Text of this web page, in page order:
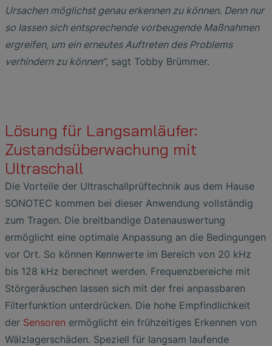
Ursachen möglichst genau erkennen zu können. Denn nur
so lassen sich entsprechende vorbeugende Maßnahmen
ergreifen, um ein erneutes Auftreten des Problems
verhindern zu können“, sagt Tobby Brümmer.
Lösung für Langsamläufer:
Zustandsüberwachung mit
Ultraschall
Die Vorteile der Ultraschallprüftechnik aus dem Hause
SONOTEC kommen bei dieser Anwendung vollständig
zum Tragen. Die breitbandige Datenauswertung
ermöglicht eine optimale Anpassung an die Bedingungen
vor Ort. So können Kennwerte im Bereich von 20 kHz
bis 128 kHz berechnet werden. Frequenzbereiche mit
Störgeräuschen lassen sich mit der frei anpassbaren
Filterfunktion unterdrücken. Die hohe Empfindlichkeit
der Sensoren ermöglicht ein frühzeitiges Erkennen von
Wälzlagerschäden. Speziell für langsam laufende